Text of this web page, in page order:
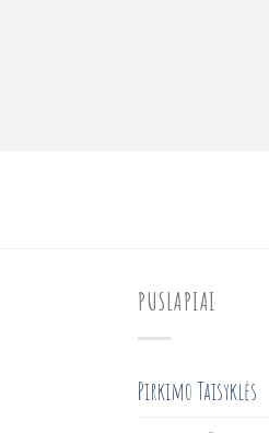
PUSLAPIAI
Pirkimo Taisyklės